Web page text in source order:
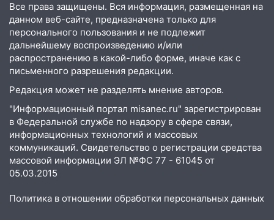
цифровой ПЦР
15:47 Ульяновцы могут вернуть деньги
за абонементы закрывшегося фитнес-
клуба «Рекорд-Fitness»
15:34
прокуратуры в селах Ульяновской
области привели в порядок детские
площадки
15:27 Прокуратура проверяет
капремонт школы в селе Кивать
проверки обновили разметку на
Все права защищены. Вся информация, размещенная на
данном веб-сайте, предназначена только для
персонального пользования и не подлежит
дальнейшему воспроизведению и/или
распространению в какой-либо форме, иначе как с
письменного разрешения редакции.
Редакция может не разделять мнение авторов.
"Информационный портал misanec.ru" зарегистрирован
в Федеральной службе по надзору в сфере связи,
информационных технологий и массовых
коммуникаций. Свидетельство о регистрации средства
массовой информации ЭЛ №ФС 77 - 61045 от
05.03.2015
Политика в отношении обработки персональных данных